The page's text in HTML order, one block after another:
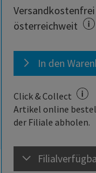
Versandkostenfrei
österreichweit
In den
Click & Collect
Artikel online
der Filiale abholen.